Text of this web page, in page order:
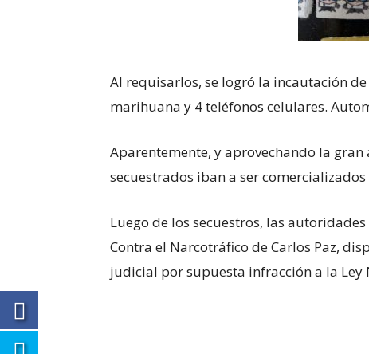
Al requisarlos, se logró la incautación
marihuana y 4 teléfonos celulares.
Aparentemente, y aprovechando la
secuestrados iban a ser
Luego de los secuestros, las
Contra el Narcotráfico de Carlos Paz,
judicial por supuesta infracción a la Ley